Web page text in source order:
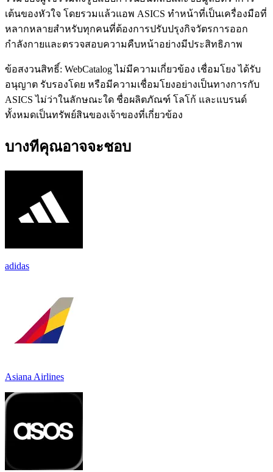
เต้นของหัวใจ โดยรวมแล้วแอพ ASICS ทำหน้าที่เป็นเครื่องมือที่
หลากหลายสำหรับทุกคนที่ต้องการปรับปรุงกิจวัตรการออก
กำลังกายและตรวจสอบความคืบหน้าอย่างมีประสิทธิภาพ
ข้อสงวนสิทธิ์: WebCatalog ไม่มีความเกี่ยวข้อง เชื่อมโยง ได้รับ
อนุญาต รับรองโดย หรือมีความเชื่อมโยงอย่างเป็นทางการกับ
ASICS ไม่ว่าในลักษณะใด ชื่อผลิตภัณฑ์ โลโก้ และแบรนด์
ทั้งหมดเป็นทรัพย์สินของเจ้าของที่เกี่ยวข้อง
บางทีคุณอาจจะชอบ
adidas
Asiana Airlines